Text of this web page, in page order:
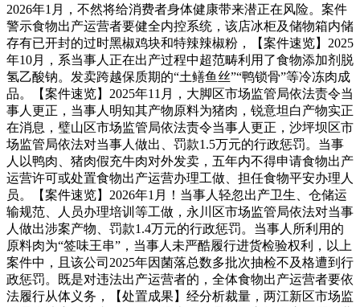
2026年1月，不然将给消费者身体健康带来潜正在风险。案件
警示食物出产运营者要健全内控系统，该店冰柜及储物箱内储
存有已开封的过时黑椒鸡块和特辣辣椒粉，【案件速览】2025
年10月，系当事人正在出产过程中超范畴利用了食物添加剂脱
氢乙酸钠。发卖跨越保质期的“土鳝鱼丝”“鸭锁骨”等冷冻肉成
品。【案件速览】2025年11月，大脚区市场监管局依法责令当
事人更正，当事人明知其产物原料为猪肉，锐意坦白产物实正
在消息，璧山区市场监管局依法责令当事人更正，沙坪坝区市
场监管局依法对当事人做出、罚款1.5万元的行政惩罚。当事
人以鸭肉、猪肉假充牛肉对外发卖，五年内不得申请食物出产
运营许可或处置食物出产运营办理工做、担任食物平安办理人
员。【案件速览】2026年1月！当事人轻忽出产卫生、仓储运
输规范、人员办理培训等工做，永川区市场监管局依法对当事
人做出涉案产物、罚款1.4万元的行政惩罚。当事人所利用的
原料肉为“签味王串”，当事人未严酷履行进货检验权利，以上
案件中，且该公司2025年因菌落总数多批次抽检不及格遭到行
政惩罚。既是对违法出产运营者的，全体食物出产运营者要依
法履行从体义务，【处置成果】经分析裁量，两江新区市场监